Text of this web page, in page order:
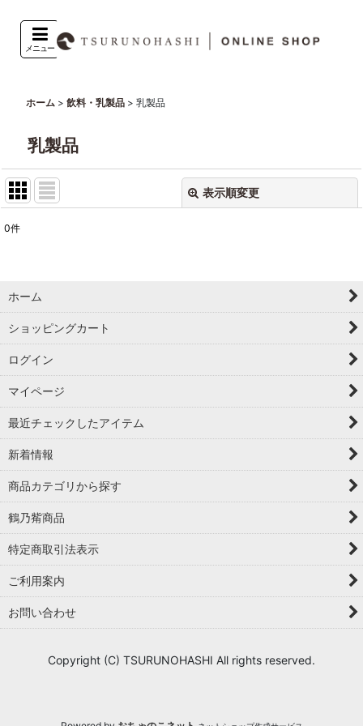
メニュー
ホーム > 飲料・乳製品 > 乳製品
乳製品
表示順変更
0件
ホーム
ショッピングカート
ログイン
マイページ
最近チェックしたアイテム
新着情報
商品カテゴリから探す
鶴乃觜商品
特定商取引法表示
ご利用案内
お問い合わせ
Copyright (C) TSURUNOHASHI All rights reserved.